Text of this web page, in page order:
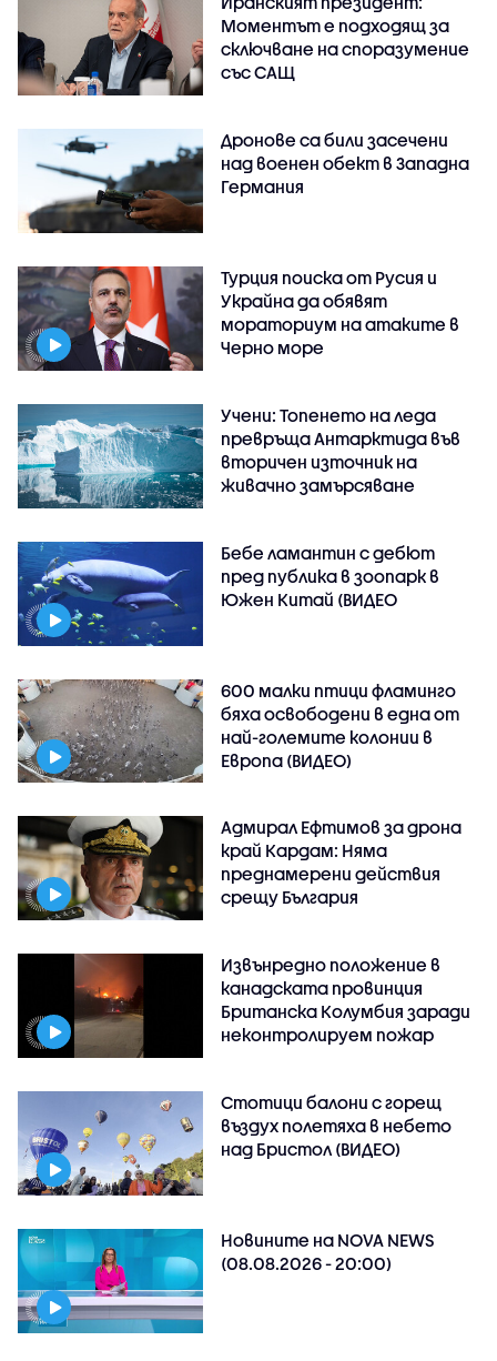
Моментът е подходящ за
сключване на споразумение
със САЩ
Дронове са били засечени
над военен обект в Западна
Германия
Турция поиска от Русия и
Украйна да обявят
мораториум на атаките в
Черно море
Учени: Топенето на леда
превръща Антарктида във
вторичен източник на
живачно замърсяване
Бебе ламантин с дебют
пред публика в зоопарк в
Южен Китай (ВИДЕО
600 малки птици фламинго
бяха освободени в една от
най-големите колонии в
Европа (ВИДЕО)
Адмирал Ефтимов за дрона
край Кардам: Няма
преднамерени действия
срещу България
Извънредно положение в
канадската провинция
Британска Колумбия заради
неконтролируем пожар
Стотици балони с горещ
въздух полетяха в небето
над Бристол (ВИДЕО)
Новините на NOVA NEWS
(08.08.2026 - 20:00)